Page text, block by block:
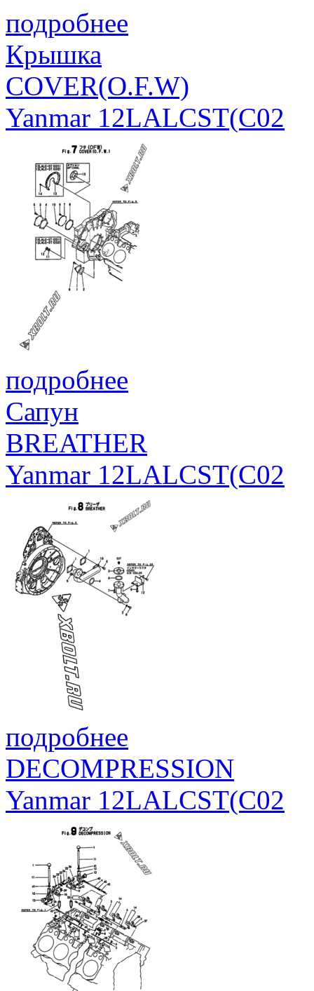
подробнее
Крышка
COVER(O.F.W)
Yanmar 12LALCST(C02
подробнее
Сапун
BREATHER
Yanmar 12LALCST(C02
подробнее
DECOMPRESSION
Yanmar 12LALCST(C02